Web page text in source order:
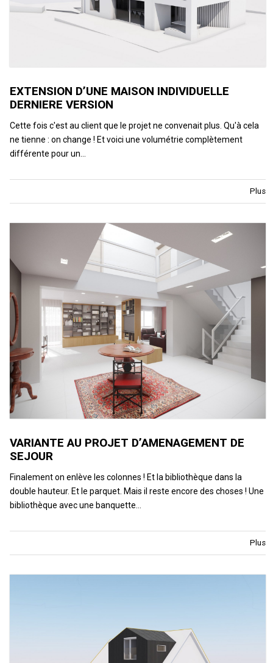
EXTENSION D’UNE MAISON INDIVIDUELLE
DERNIERE VERSION
Cette fois c'est au client que le projet ne convenait plus. Qu'à cela
ne tienne : on change ! Et voici une volumétrie complètement
différente pour un…
Plus
VARIANTE AU PROJET D’AMENAGEMENT DE
SEJOUR
Finalement on enlève les colonnes ! Et la bibliothèque dans la
double hauteur. Et le parquet. Mais il reste encore des choses ! Une
bibliothèque avec une banquette…
Plus